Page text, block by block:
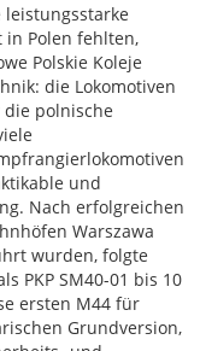
leistungsstarke
in Polen fehlten,
Polskie Koleje
die Lokomotiven
polnische
und
Nach erfolgreichen
Warszawa
wurden, folgte
PKP SM40-01 bis 10
ersten M44 für
Grundversion,